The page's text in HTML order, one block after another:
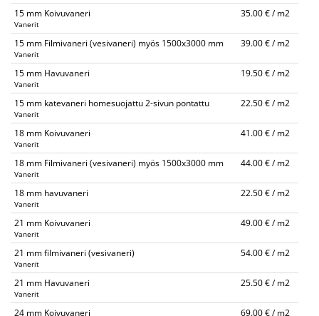
15 mm Koivuvaneri
Vanerit
35.00 € / m2
15 mm Filmivaneri (vesivaneri) myös 1500x3000 mm
Vanerit
39.00 € / m2
15 mm Havuvaneri
Vanerit
19.50 € / m2
15 mm katevaneri homesuojattu 2-sivun pontattu
Vanerit
22.50 € / m2
18 mm Koivuvaneri
Vanerit
41.00 € / m2
18 mm Filmivaneri (vesivaneri) myös 1500x3000 mm
Vanerit
44.00 € / m2
18 mm havuvaneri
Vanerit
22.50 € / m2
21 mm Koivuvaneri
Vanerit
49.00 € / m2
21 mm filmivaneri (vesivaneri)
Vanerit
54.00 € / m2
21 mm Havuvaneri
Vanerit
25.50 € / m2
24 mm Koivuvaneri 69.00 € / m2